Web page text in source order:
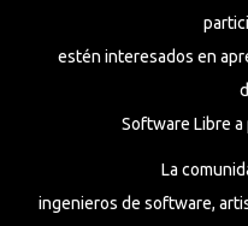
estén interesados en
Software Libre
La
ingenieros de software,